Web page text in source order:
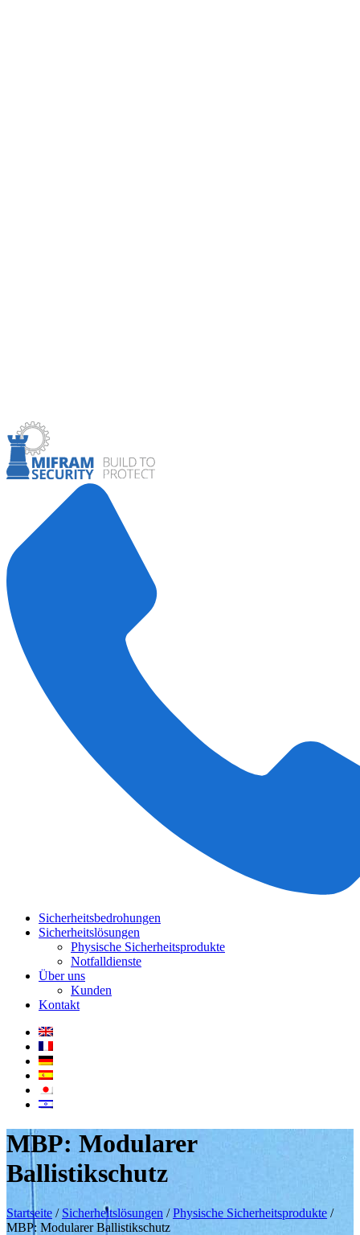
Sicherheitsbedrohungen
Sicherheitslösungen
Physische Sicherheitsprodukte
Notfalldienste
Über uns
Kunden
Kontakt
MBP: Modularer
Ballistikschutz
Startseite / Sicherheitslösungen /Physische Sicherheitsprodukte /
MBP: Modularer Ballistikschutz